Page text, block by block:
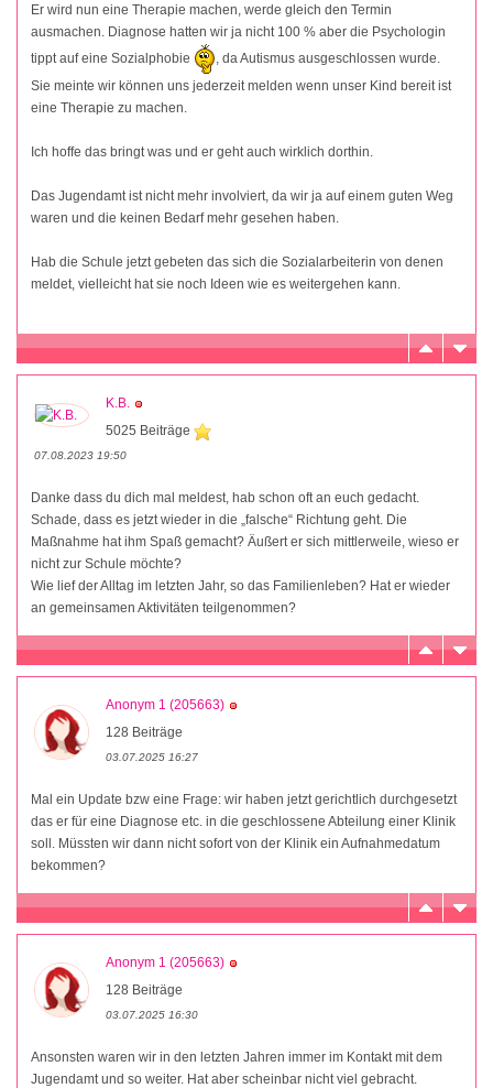
Er wird nun eine Therapie machen, werde gleich den Termin
ausmachen. Diagnose hatten wir ja nicht 100 % aber die Psychologin
tippt auf eine Sozialphobie
, da Autismus ausgeschlossen wurde.
Sie meinte wir können uns jederzeit melden wenn unser Kind bereit ist
eine Therapie zu machen.
Ich hoffe das bringt was und er geht auch wirklich dorthin.
Das Jugendamt ist nicht mehr involviert, da wir ja auf einem guten Weg
waren und die keinen Bedarf mehr gesehen haben.
Hab die Schule jetzt gebeten das sich die Sozialarbeiterin von denen
meldet, vielleicht hat sie noch Ideen wie es weitergehen kann.
K.B.
5025 Beiträge
07.08.2023 19:50
Danke dass du dich mal meldest, hab schon oft an euch gedacht.
Schade, dass es jetzt wieder in die „falsche“ Richtung geht. Die
Maßnahme hat ihm Spaß gemacht? Äußert er sich mittlerweile, wieso er
nicht zur Schule möchte?
Wie lief der Alltag im letzten Jahr, so das Familienleben? Hat er wieder
an gemeinsamen Aktivitäten teilgenommen?
Anonym 1 (205663)
128 Beiträge
03.07.2025 16:27
Mal ein Update bzw eine Frage: wir haben jetzt gerichtlich durchgesetzt
das er für eine Diagnose etc. in die geschlossene Abteilung einer Klinik
soll. Müssten wir dann nicht sofort von der Klinik ein Aufnahmedatum
bekommen?
Anonym 1 (205663)
128 Beiträge
03.07.2025 16:30
Ansonsten waren wir in den letzten Jahren immer im Kontakt mit dem
Jugendamt und so weiter. Hat aber scheinbar nicht viel gebracht.